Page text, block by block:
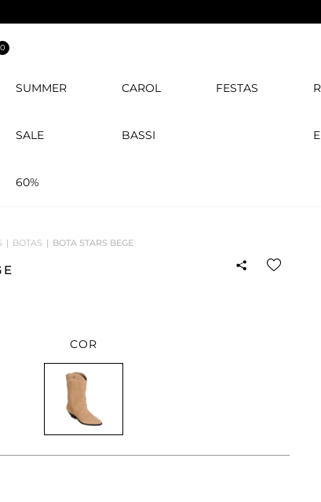
0
SUMMER
SALE
60%
CAROL
BASSI
FESTAS
BOTAS BOTA STARS BEGE
COR